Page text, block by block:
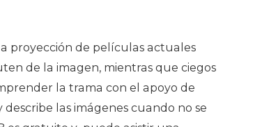
proyección de películas actuales
de la imagen, mientras que ciegos
la trama con el apoyo de
las imágenes cuando no se